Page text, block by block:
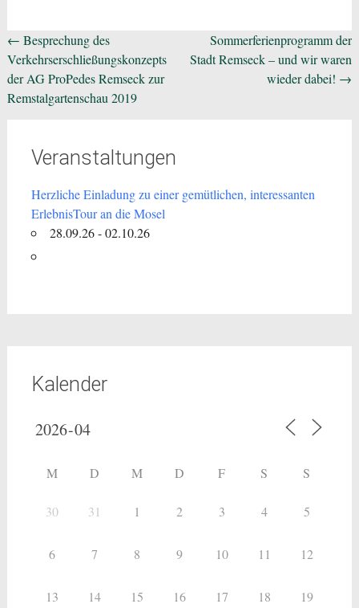
Beitragsnavigation
← Besprechung des
Verkehrserschließungskonzepts
der AG ProPedes Remseck zur
Remstalgartenschau 2019
Sommerferienprogramm der
Stadt Remseck – und wir waren
wieder dabei! →
Veranstaltungen
Herzliche Einladung zu einer gemütlichen, interessanten
ErlebnisTour an die Mosel
28.09.26 - 02.10.26
Kalender
M D M D F S S
30 31 1 2 3 4 5
6 7 8 9 10 11 12
13 14 15 16 17 18 19